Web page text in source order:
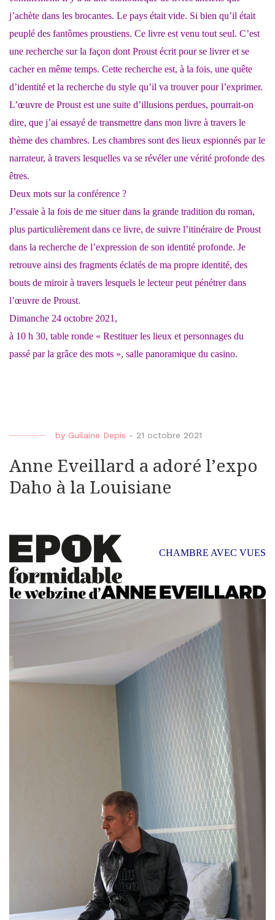
j’achète dans les brocantes. Le pays était vide. Si bien qu’il était
peuplé des fantômes proustiens. Ce livre est venu tout seul. C’est
une recherche sur la façon dont Proust écrit pour se livrer et se
cacher en même temps. Cette recherche est, à la fois, une quête
d’identité et la recherche du style qu’il va trouver pour l’exprimer.
L’œuvre de Proust est une suite d’illusions perdues, pourrait-on
dire, que j’ai essayé de transmettre dans mon livre à travers le
thème des chambres. Les chambres sont des lieux espionnés par le
narrateur, à travers lesquelles va se révéler une vérité profonde des
êtres.
Deux mots sur la conférence ?
J’essaie à la fois de me situer dans la grande tradition du roman,
plus particulièrement dans ce livre, de suivre l’itinéraire de Proust
dans la recherche de l’expression de son identité profonde. Je
retrouve ainsi des fragments éclatés de ma propre identité, des
bouts de miroir à travers lesquels le lecteur peut pénétrer dans
l’œuvre de Proust.
Dimanche 24 octobre 2021,
à 10 h 30, table ronde « Restituer les lieux et personnages du
passé par la grâce des mots », salle panoramique du casino.
by Guilaine Depis - 21 octobre 2021
Anne Eveillard a adoré l’expo
Daho à la Louisiane
CHAMBRE AVEC VUES